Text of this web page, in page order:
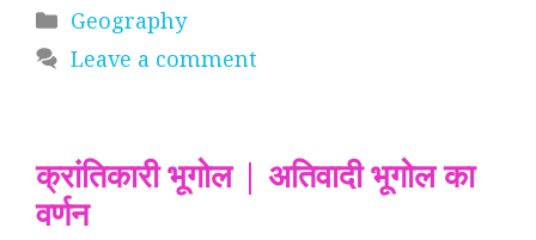
Categories
Geography
Leave a comment
क्रांतिकारी भूगोल | अतिवादी भूगोल का
वर्णन